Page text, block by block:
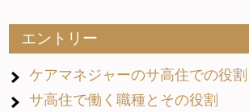
エントリー
ケアマネジャーのサ高住での役割
サ高住で働く職種とその役割